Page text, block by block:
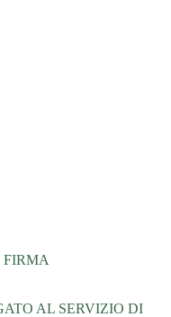
FIRMA
AL SERVIZIO DI